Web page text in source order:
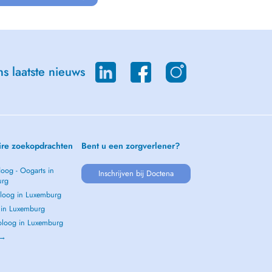
laatste nieuws
zoekopdrachten
- Oogarts in
in Luxemburg
Luxemburg
in Luxemburg
Bent u een zorgverlener?
Inschrijven bij Doctena